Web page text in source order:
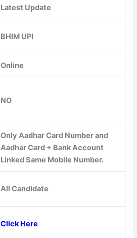
Latest Update
BHIM UPI
Online
NO
Only Aadhar Card Number and
Aadhar Card + Bank Account
Linked Same Mobile Number.
All Candidate
Click Here